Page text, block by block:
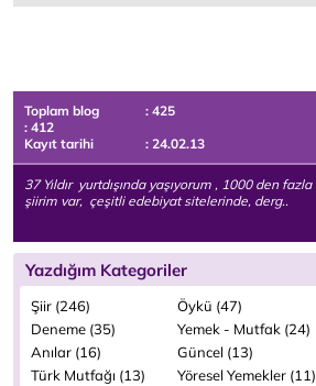
Toplam blog
: 425
: 412
Kayıt tarihi
: 24.02.13
37 Yıldır yurtdışında yaşıyorum , 1000 den fazla
şiirim var, çeşitli edebiyat sitelerinde, derg..
Yazdığım Kategoriler
Şiir (246)
Öykü (47)
Deneme (35)
Yemek - Mutfak (24)
Anılar (16)
Güncel (13)
Türk Mutfağı (13)
Yöresel Yemekler (11)